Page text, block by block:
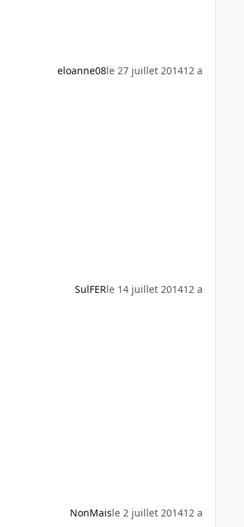
eloanne08le 27 juillet 201412 a
SulFERle 14 juillet 201412 a
NonMaisle 2 juillet 201412 a